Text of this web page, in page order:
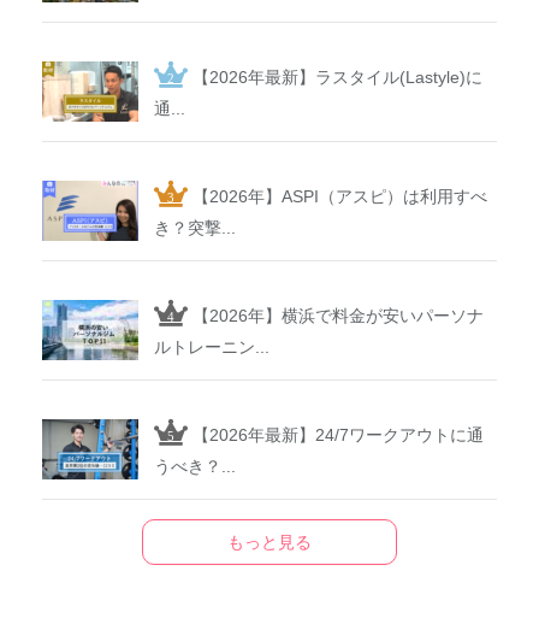
【2026年最新】ラスタイル(Lastyle)に
通...
【2026年】ASPI（アスピ）は利用すべ
き？突撃...
【2026年】横浜で料金が安いパーソナ
ルトレーニン...
【2026年最新】24/7ワークアウトに通
うべき？...
もっと見る